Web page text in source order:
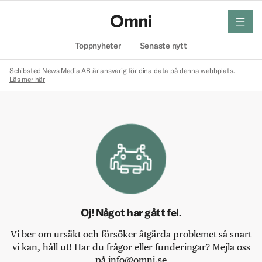
Toppnyheter Senaste nytt
meny
Schibsted News Media AB är ansvarig för dina data på denna webbplats.
Läs mer här
Oj! Något har gått fel.
Vi ber om ursäkt och försöker åtgärda problemet så snart
vi kan, håll ut! Har du frågor eller funderingar? Mejla oss